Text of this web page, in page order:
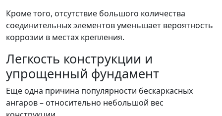
Кроме того, отсутствие большого количества
соединительных элементов уменьшает вероятность
коррозии в местах крепления.
Легкость конструкции и
упрощенный фундамент
Еще одна причина популярности бескаркасных
ангаров – относительно небольшой вес